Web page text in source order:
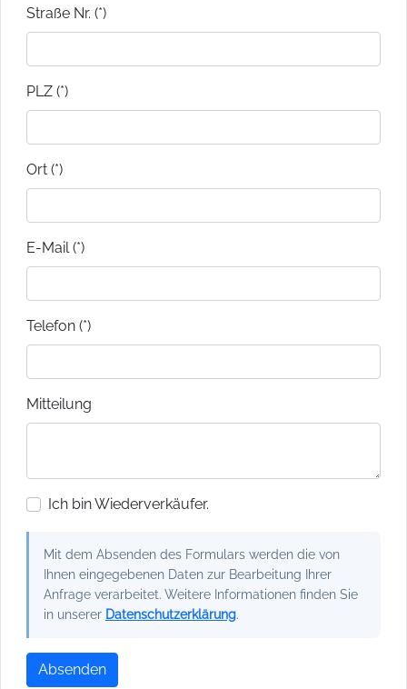
Straße Nr. (*)
PLZ (*)
Ort (*)
E-Mail (*)
Telefon (*)
Mitteilung
Ich bin Wiederverkäufer.
Mit dem Absenden des Formulars werden die von
Ihnen eingegebenen Daten zur Bearbeitung Ihrer
Anfrage verarbeitet. Weitere Informationen finden Sie
in unserer Datenschutzerklärung.
Absenden